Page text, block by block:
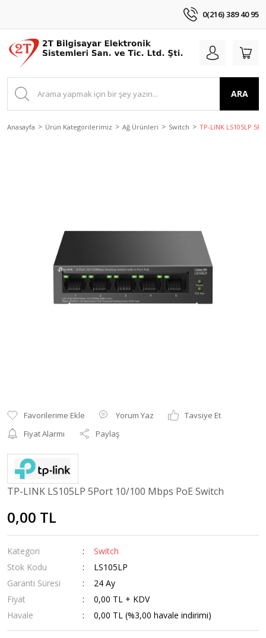
0(216) 389 40 95
ARA
Anasayfa Ürün Kategorilerimiz Ağ Ürünleri Switch TP-LINK LS105LP
Yorum Yaz
Tavsiye Et
Fiyat Alarmı
Paylaş
TP-LINK LS105LP 5Port 10/100 Mbps PoE Switch
0,00 TL
Kategori
Switch
Stok Kodu
LS105LP
Garanti Süresi
24 Ay
Fiyat
0,00 TL + KDV
Havale
0,00 TL (%3,00 havale indirimi)